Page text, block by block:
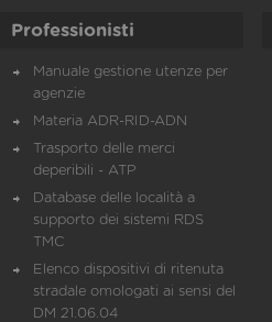
Professionisti
Manuale gestione utenze per
agenzie
Materia ADR-RID-ADN
Trasporto delle merci
deperibili - ATP
Database delle località a
supporto dei sistemi RDS
TMC
Elenco dispositivi di ritenuta
stradale omologati ai sensi del
DM 21.06.04